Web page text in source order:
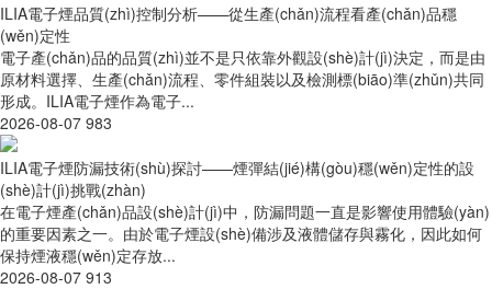
ILIA電子煙品質(zhì)控制分析——從生產(chǎn)流程看產(chǎn)品穩
(wěn)定性
電子產(chǎn)品的品質(zhì)並不是只依靠外觀設(shè)計(jì)決定，而是由
原材料選擇、生產(chǎn)流程、零件組裝以及檢測標(biāo)準(zhǔn)共同
形成。ILIA電子煙作為電子...
2026-08-07 983
ILIA電子煙防漏技術(shù)探討——煙彈結(jié)構(gòu)穩(wěn)定性的設
(shè)計(jì)挑戰(zhàn)
在電子煙產(chǎn)品設(shè)計(jì)中，防漏問題一直是影響使用體驗(yàn)
的重要因素之一。由於電子煙設(shè)備涉及液體儲存與霧化，因此如何
保持煙液穩(wěn)定存放...
2026-08-07 913